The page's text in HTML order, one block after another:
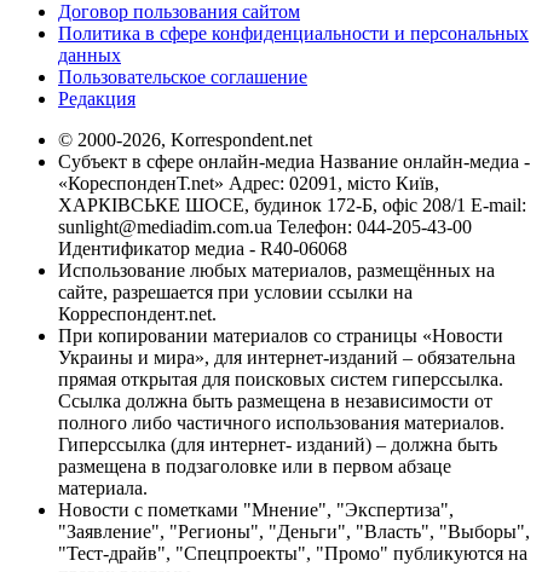
Договор пользования сайтом
Политика в сфере конфиденциальности и персональных
данных
Пользовательское соглашение
Редакция
© 2000-2026, Korrespondent.net
Субъект в сфере онлайн-медиа Название онлайн-медиа -
«КореспонденТ.net» Адрес: 02091, місто Київ,
ХАРКІВСЬКЕ ШОСЕ, будинок 172-Б, офіс 208/1 E-mail:
sunlight@mediadim.com.ua Телефон: 044-205-43-00
Идентификатор медиа - R40-06068
Использование любых материалов, размещённых на
сайте, разрешается при условии ссылки на
Корреспондент.net.
При копировании материалов со страницы «Новости
Украины и мира», для интернет-изданий – обязательна
прямая открытая для поисковых систем гиперссылка.
Ссылка должна быть размещена в независимости от
полного либо частичного использования материалов.
Гиперссылка (для интернет- изданий) – должна быть
размещена в подзаголовке или в первом абзаце
материала.
Новости с пометками "Мнение", "Экспертиза",
"Заявление", "Регионы", "Деньги", "Власть", "Выборы",
"Тест-драйв", "Спецпроекты", "Промо" публикуются на